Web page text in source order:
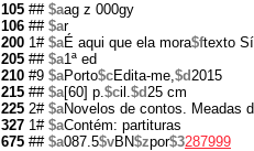
105 ## $aag z 000gy
106 ## $ar
200 1# $aÉ aqui que ela mora$ftexto
205 ## $a1ª ed
210 #9 $aPorto$cEdita-me,$d2015
215 ## $a[60] p.$cil.$d25 cm
225 2# $aNovelos de contos. Meadas
327 1# $aContém: partituras
675 ## $a087.5$vBN$zpor$3287999